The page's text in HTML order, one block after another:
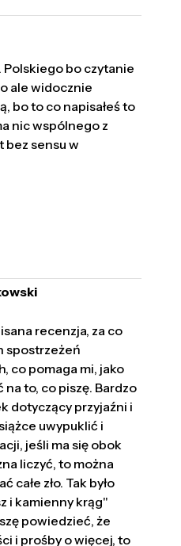
Polskiego bo czytanie
ale widocznie
bo to co napisałeś to
nic wspólnego z
bez sensu w
recenzja, za co
spostrzeżeń
co pomaga mi, jako
to, co piszę. Bardzo
dotyczący przyjaźni i
uwypuklić i
jeśli ma się obok
liczyć, to można
całe zło. Tak było
i kamienny krąg"
powiedzieć, że
i prośby o więcej, to